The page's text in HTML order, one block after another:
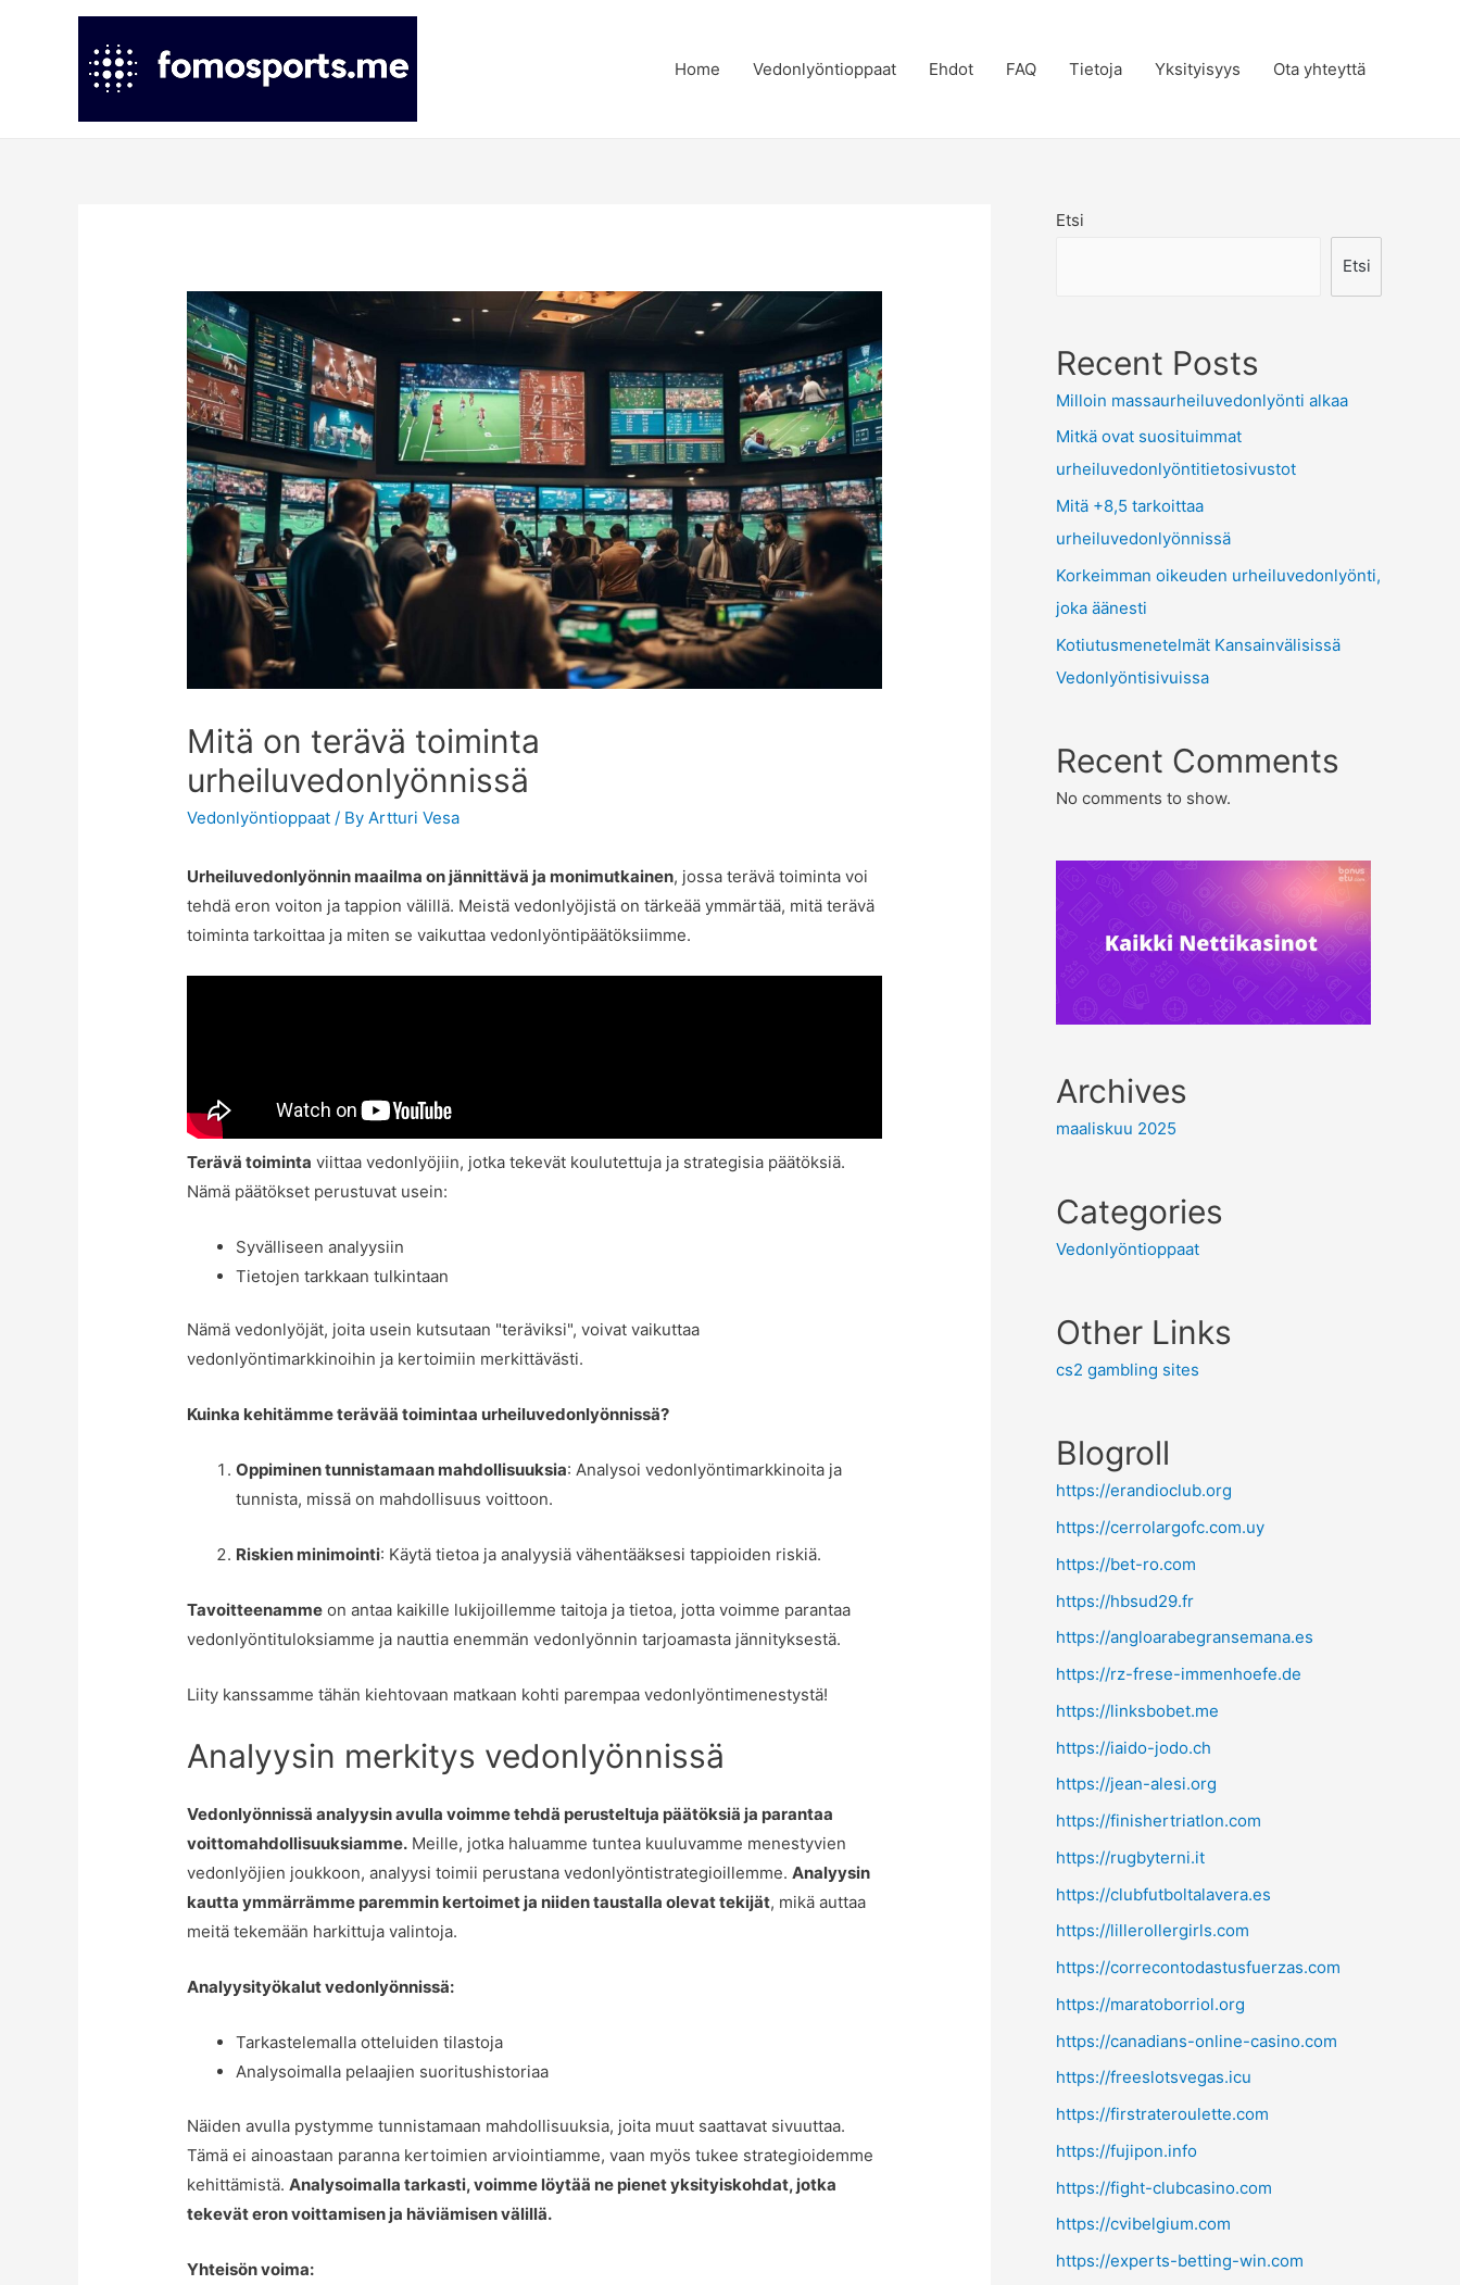
Home Vedonlyöntioppaat Ehdot FAQ Tietoja Yksityisyys Ota yhteyttä
Mitä on terävä toiminta
urheiluvedonlyönnissä
Vedonlyöntioppaat / By Artturi Vesa
Urheiluvedonlyönnin maailma on jännittävä ja monimutkainen, jossa terävä toiminta voi
tehdä eron voiton ja tappion välillä. Meistä vedonlyöjistä on tärkeää ymmärtää, mitä terävä
toiminta tarkoittaa ja miten se vaikuttaa vedonlyöntipäätöksiimme.
Terävä toiminta viittaa vedonlyöjiin, jotka tekevät koulutettuja ja strategisia päätöksiä.
Nämä päätökset perustuvat usein:
Syvälliseen analyysiin
Tietojen tarkkaan tulkintaan
Nämä vedonlyöjät, joita usein kutsutaan "teräviksi", voivat vaikuttaa
vedonlyöntimarkkinoihin ja kertoimiin merkittävästi.
Kuinka kehitämme terävää toimintaa urheiluvedonlyönnissä?
Oppiminen tunnistamaan mahdollisuuksia: Analysoi vedonlyöntimarkkinoita ja
tunnista, missä on mahdollisuus voittoon.
Riskien minimointi: Käytä tietoa ja analyysiä vähentääksesi tappioiden riskiä.
Tavoitteenamme on antaa kaikille lukijoillemme taitoja ja tietoa, jotta voimme parantaa
vedonlyöntituloksiamme ja nauttia enemmän vedonlyönnin tarjoamasta jännityksestä.
Liity kanssamme tähän kiehtovaan matkaan kohti parempaa vedonlyöntimenestystä!
Analyysin merkitys vedonlyönnissä
Vedonlyönnissä analyysin avulla voimme tehdä perusteltuja päätöksiä ja parantaa
voittomahdollisuuksiamme. Meille, jotka haluamme tuntea kuuluvamme menestyvien
vedonlyöjien joukkoon, analyysi toimii perustana vedonlyöntistrategioillemme.Analyysin
kautta ymmärrämme paremmin kertoimet ja niiden taustalla olevat tekijät, mikä auttaa
meitä tekemään harkittuja valintoja.
Analyysityökalut vedonlyönnissä:
Tarkastelemalla otteluiden tilastoja
Analysoimalla pelaajien suoritushistoriaa
Näiden avulla pystymme tunnistamaan mahdollisuuksia, joita muut saattavat sivuuttaa.
Tämä ei ainoastaan paranna kertoimien arviointiamme, vaan myös tukee strategioidemme
kehittämistä.Analysoimalla tarkasti, voimme löytää ne pienet yksityiskohdat, jotka
tekevät eron voittamisen ja häviämisen välillä.
Yhteisön voima:
Etsi
Etsi
Recent Posts
Milloin massaurheiluvedonlyönti alkaa
Mitkä ovat suosituimmat
urheiluvedonlyöntitietosivustot
Mitä +8,5 tarkoittaa
urheiluvedonlyönnissä
Korkeimman oikeuden urheiluvedonlyönti,
joka äänesti
Kotiutusmenetelmät Kansainvälisissä
Vedonlyöntisivuissa
Recent Comments
No comments to show.
Archives
maaliskuu 2025
Categories
Vedonlyöntioppaat
Other Links
cs2 gambling sites
Blogroll
https://erandioclub.org
https://cerrolargofc.com.uy
https://bet-ro.com
https://hbsud29.fr
https://angloarabegransemana.es
https://rz-frese-immenhoefe.de
https://linksbobet.me
https://iaido-jodo.ch
https://jean-alesi.org
https://finishertriatlon.com
https://rugbyterni.it
https://clubfutboltalavera.es
https://lillerollergirls.com
https://correcontodastusfuerzas.com
https://maratoborriol.org
https://canadians-online-casino.com
https://freeslotsvegas.icu
https://firstrateroulette.com
https://fujipon.info
https://fight-clubcasino.com
https://cvibelgium.com
https://experts-betting-win.com